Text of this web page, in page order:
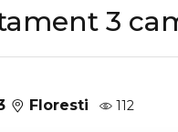
3
Floresti 112